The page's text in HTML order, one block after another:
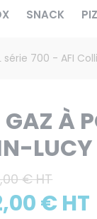
SNACK
série 700 - AFI
GAZ À
LUCY
€ HT
€ HT